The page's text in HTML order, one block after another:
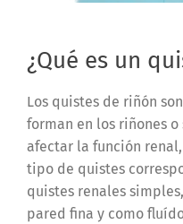
¿Qué es un
Los quistes de riñón
forman en los riñones
afectar la función
tipo de quistes
quistes renales
pared fina y como